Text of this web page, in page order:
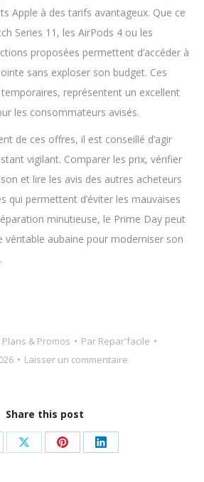
Apple à des tarifs avantageux. Que ce
Series 11, les AirPods 4 ou les
proposées permettent d’accéder à
sans exploser son budget. Ces
représentent un excellent
les consommateurs avisés.
de ces offres, il est conseillé d’agir
vigilant. Comparer les prix, vérifier
et lire les avis des autres acheteurs
qui permettent d’éviter les mauvaises
minutieuse, le Prime Day peut
véritable aubaine pour moderniser son
Plans & Promos Par Repar'facile
Laisser un commentaire
Share this post
PartagerPartagerPartager